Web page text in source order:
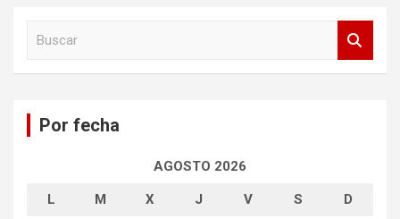
Por fecha
AGOSTO 2026
L M X J V S D